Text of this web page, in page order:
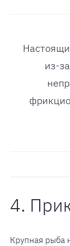
из-
4.
Крупная рыба